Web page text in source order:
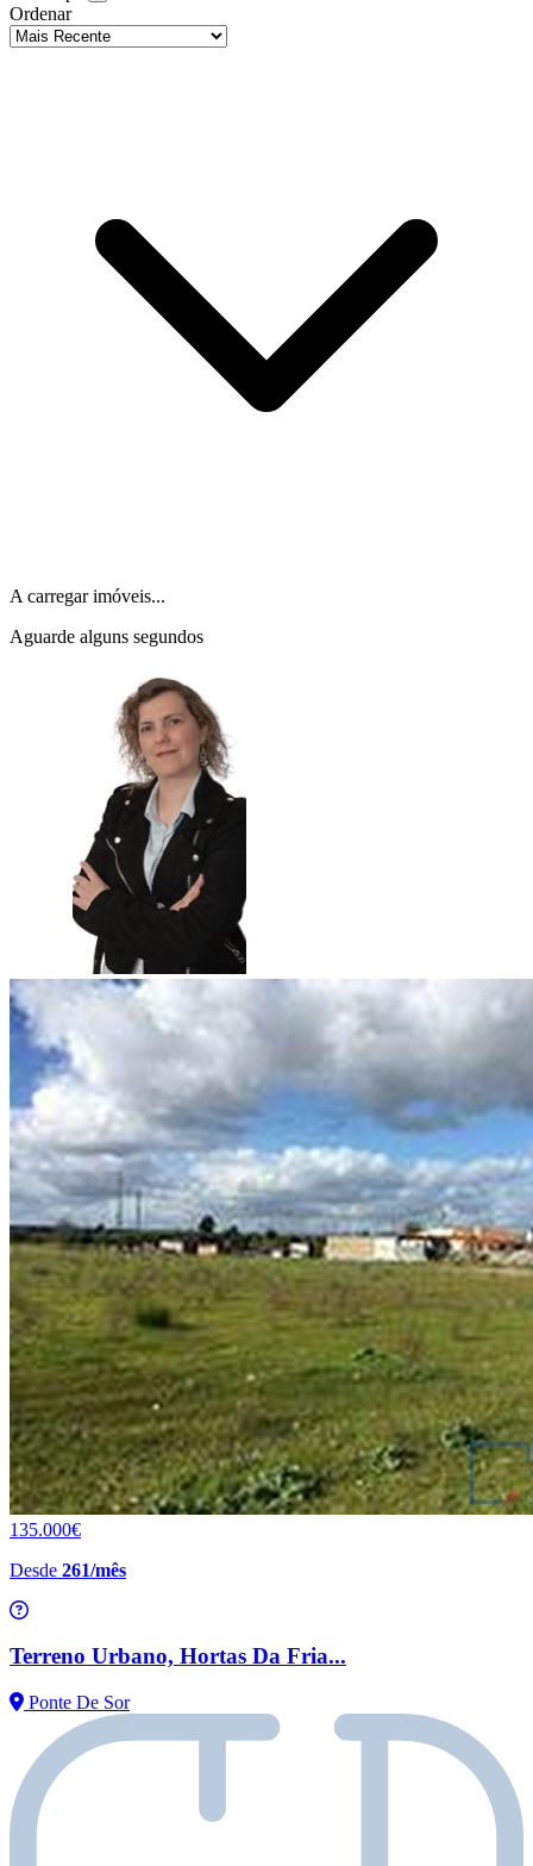
Ordenar
A carregar imóveis...
Aguarde alguns segundos
135.000€
Desde 261/mês
Terreno Urbano, Hortas Da Fria...
Ponte De Sor